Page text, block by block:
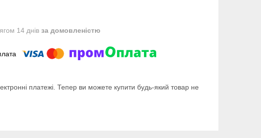
14 днів за домовленістю
платежі. Тепер ви можете купити будь-який товар не